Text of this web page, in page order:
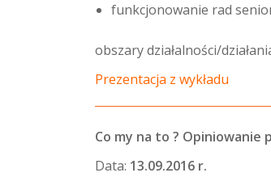
funkcjonowanie rad
obszary działalności/
Prezentacja z wykładu
Co my na to ?
Data: 13.09.2016 r.